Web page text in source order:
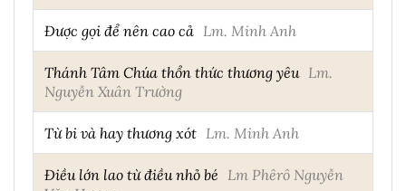
Được gọi để nên cao cả Lm. Minh Anh
Thánh Tâm Chúa thổn thức thương yêu Lm.
Nguyễn Xuân Trường
Từ bi và hay thương xót Lm. Minh Anh
Điều lớn lao từ điều nhỏ bé Lm Phêrô Nguyễn